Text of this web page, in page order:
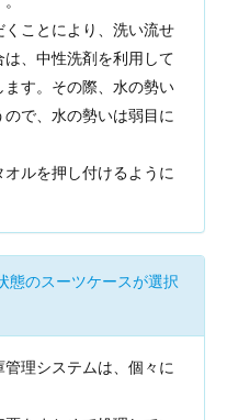
ことにより、洗い流せ
、中性洗剤を利用して
す。その際、水の勢い
で、水の勢いは弱目に
ルを押し付けるように
態のスーツケースが選択
理システムは、個々に